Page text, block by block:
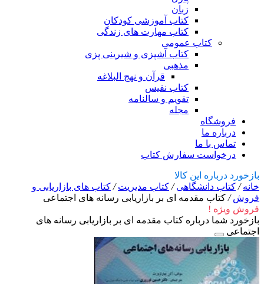
زبان
کتاب آموزشی کودکان
کتاب مهارت های زندگی
کتاب عمومی
کتاب آشپزی و شیرینی پزی
مذهبی
قرآن و نهج البلاغه
کتاب نفیس
تقویم و سالنامه
مجله
فروشگاه
درباره ما
تماس با ما
درخواست سفارش کتاب
بازخورد درباره این کالا
خانه/ کتاب دانشگاهی/ کتاب مدیریت/ کتاب های بازاریابی و
فروش/ کتاب مقدمه ای بر بازاریابی رسانه های اجتماعی
فروش ویژه !
بازخورد شما درباره کتاب مقدمه ای بر بازاریابی رسانه های
اجتماعی